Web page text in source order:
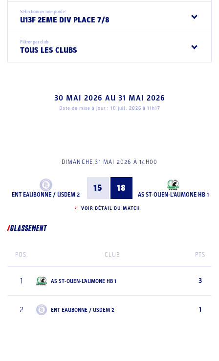
Sélectionner une poule
U13F 2EME DIV PLACE 7/8
Filtrer par club
TOUS LES CLUBS
30 MAI 2026 AU 31 MAI 2026
Date de mise à jour : 10 juil. 2026 à 11h17
DIMANCHE 31 MAI 2026 À 14H00
ENT EAUBONNE / USDEM 2
15 18
AS ST-OUEN-L'AUMONE HB 1
VOIR DÉTAIL DU MATCH
CLASSEMENT
POS. CLUB PTS
1 AS ST-OUEN-L'AUMONE HB 1 3
2 ENT EAUBONNE / USDEM 2 1